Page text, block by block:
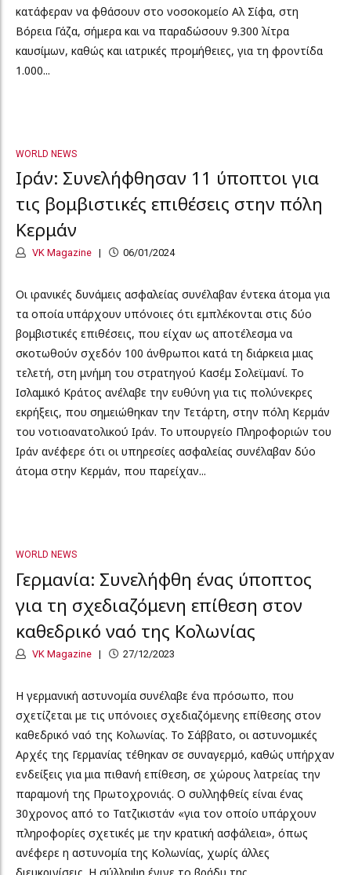
κατάφεραν να φθάσουν στο νοσοκομείο Αλ Σίφα, στη
Βόρεια Γάζα, σήμερα και να παραδώσουν 9.300 λίτρα
καυσίμων, καθώς και ιατρικές προμήθειες, για τη φροντίδα
1.000...
WORLD NEWS
Ιράν: Συνελήφθησαν 11 ύποπτοι για
τις βομβιστικές επιθέσεις στην πόλη
Κερμάν
VK Magazine 06/01/2024
Οι ιρανικές δυνάμεις ασφαλείας συνέλαβαν έντεκα άτομα για
τα οποία υπάρχουν υπόνοιες ότι εμπλέκονται στις δύο
βομβιστικές επιθέσεις, που είχαν ως αποτέλεσμα να
σκοτωθούν σχεδόν 100 άνθρωποι κατά τη διάρκεια μιας
τελετή, στη μνήμη του στρατηγού Κασέμ Σολεϊμανί. Το
Ισλαμικό Κράτος ανέλαβε την ευθύνη για τις πολύνεκρες
εκρήξεις, που σημειώθηκαν την Τετάρτη, στην πόλη Κερμάν
του νοτιοανατολικού Ιράν. Το υπουργείο Πληροφοριών του
Ιράν ανέφερε ότι οι υπηρεσίες ασφαλείας συνέλαβαν δύο
άτομα στην Κερμάν, που παρείχαν...
WORLD NEWS
Γερμανία: Συνελήφθη ένας ύποπτος
για τη σχεδιαζόμενη επίθεση στον
καθεδρικό ναό της Κολωνίας
VK Magazine 27/12/2023
Η γερμανική αστυνομία συνέλαβε ένα πρόσωπο, που
σχετίζεται με τις υπόνοιες σχεδιαζόμενης επίθεσης στον
καθεδρικό ναό της Κολωνίας. Το Σάββατο, οι αστυνομικές
Αρχές της Γερμανίας τέθηκαν σε συναγερμό, καθώς υπήρχαν
ενδείξεις για μια πιθανή επίθεση, σε χώρους λατρείας την
παραμονή της Πρωτοχρονιάς. Ο συλληφθείς είναι ένας
30χρονος από το Τατζικιστάν «για τον οποίο υπάρχουν
πληροφορίες σχετικές με την κρατική ασφάλεια», όπως
ανέφερε η αστυνομία της Κολωνίας, χωρίς άλλες